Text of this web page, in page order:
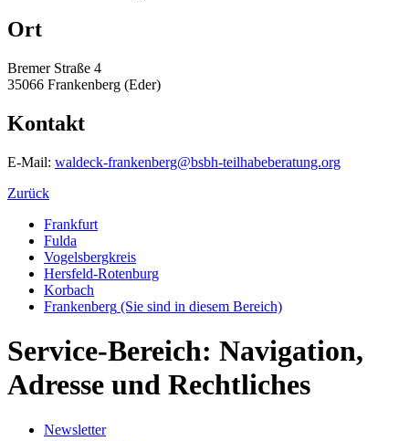
Ort
Bremer Straße 4
35066 Frankenberg (Eder)
Kontakt
E-Mail: waldeck-frankenberg@bsbh-teilhabeberatung.org
Zurück
Frankfurt
Fulda
Vogelsbergkreis
Hersfeld-Rotenburg
Korbach
Frankenberg (Sie sind in diesem Bereich)
Service-Bereich: Navigation,
Adresse und Rechtliches
Newsletter